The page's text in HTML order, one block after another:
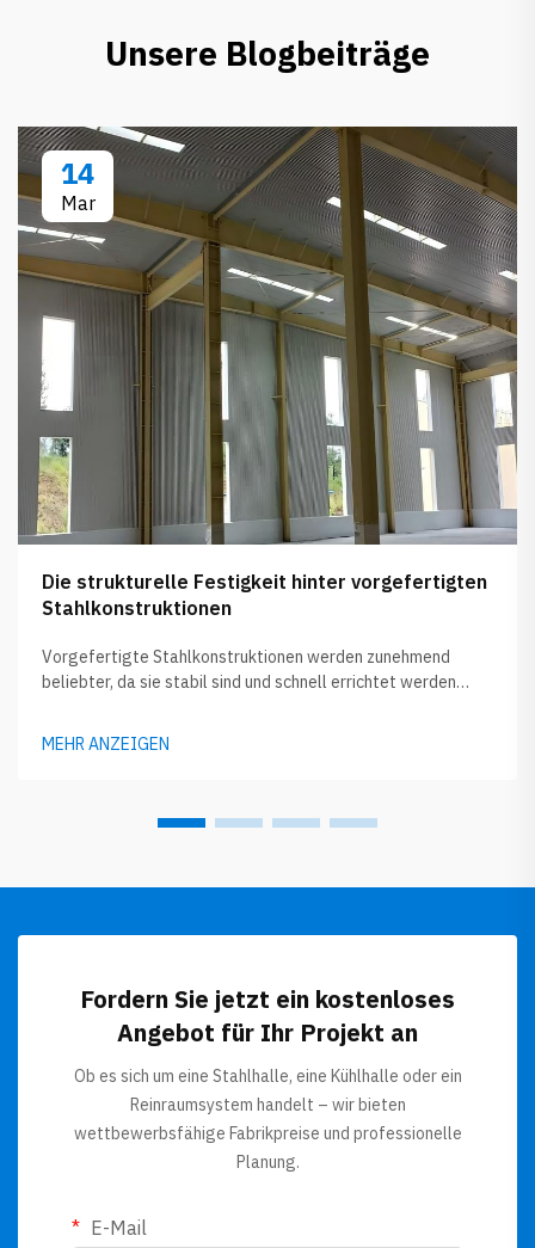
Unsere Blogbeiträge
14
Mar
Die strukturelle Festigkeit hinter vorgefertigten
Stahlkonstruktionen
Vorgefertigte Stahlkonstruktionen werden zunehmend
beliebter, da sie stabil sind und schnell errichtet werden
zunächst in der Fabrik an und transportieren sie dann zur
Baustelle. Dadurch wird viel Zeit beim Bau gespart und in der
MEHR ANZEIGEN
Fordern Sie jetzt ein kostenloses
Angebot für Ihr Projekt an
Ob es sich um eine Stahlhalle, eine Kühlhalle oder ein
Reinraumsystem handelt – wir bieten
wettbewerbsfähige Fabrikpreise und professionelle
Planung.
E-Mail